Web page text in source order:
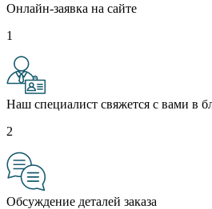
Онлайн-заявка на сайте
1
Наш специалист свяжется с вами в
2
Обсуждение деталей заказа